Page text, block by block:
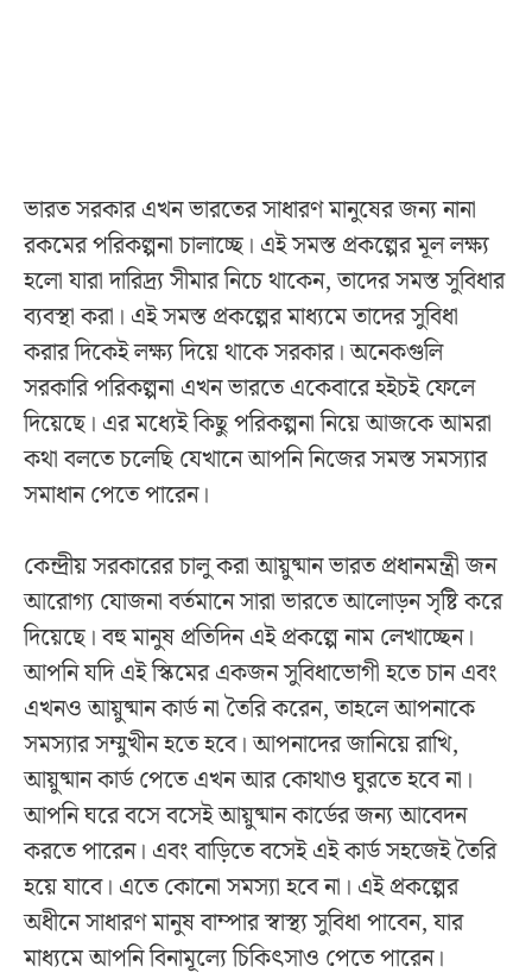
ভারত সরকার এখন ভারতের সাধারণ মানুষের জন্য নানা
রকমের পরিকল্পনা চালাচ্ছে। এই সমস্ত প্রকল্পের মূল লক্ষ্য
হলো যারা দারিদ্র্য সীমার নিচে থাকেন, তাদের সমস্ত সুবিধার
ব্যবস্থা করা। এই সমস্ত প্রকল্পের মাধ্যমে তাদের সুবিধা
করার দিকেই লক্ষ্য দিয়ে থাকে সরকার। অনেকগুলি
সরকারি পরিকল্পনা এখন ভারতে একেবারে হইচই ফেলে
দিয়েছে। এর মধ্যেই কিছু পরিকল্পনা নিয়ে আজকে আমরা
কথা বলতে চলেছি যেখানে আপনি নিজের সমস্ত সমস্যার
সমাধান পেতে পারেন।
কেন্দ্রীয় সরকারের চালু করা আয়ুষ্মান ভারত প্রধানমন্ত্রী জন
আরোগ্য যোজনা বর্তমানে সারা ভারতে আলোড়ন সৃষ্টি করে
দিয়েছে। বহু মানুষ প্রতিদিন এই প্রকল্পে নাম লেখাচ্ছেন।
আপনি যদি এই স্কিমের একজন সুবিধাভোগী হতে চান এবং
এখনও আয়ুষ্মান কার্ড না তৈরি করেন, তাহলে আপনাকে
সমস্যার সম্মুখীন হতে হবে। আপনাদের জানিয়ে রাখি,
আয়ুষ্মান কার্ড পেতে এখন আর কোথাও ঘুরতে হবে না।
আপনি ঘরে বসে বসেই আয়ুষ্মান কার্ডের জন্য আবেদন
করতে পারেন। এবং বাড়িতে বসেই এই কার্ড সহজেই তৈরি
হয়ে যাবে। এতে কোনো সমস্যা হবে না। এই প্রকল্পের
অধীনে সাধারণ মানুষ বাম্পার স্বাস্থ্য সুবিধা পাবেন, যার
মাধ্যমে আপনি বিনামূল্যে চিকিৎসাও পেতে পারেন।